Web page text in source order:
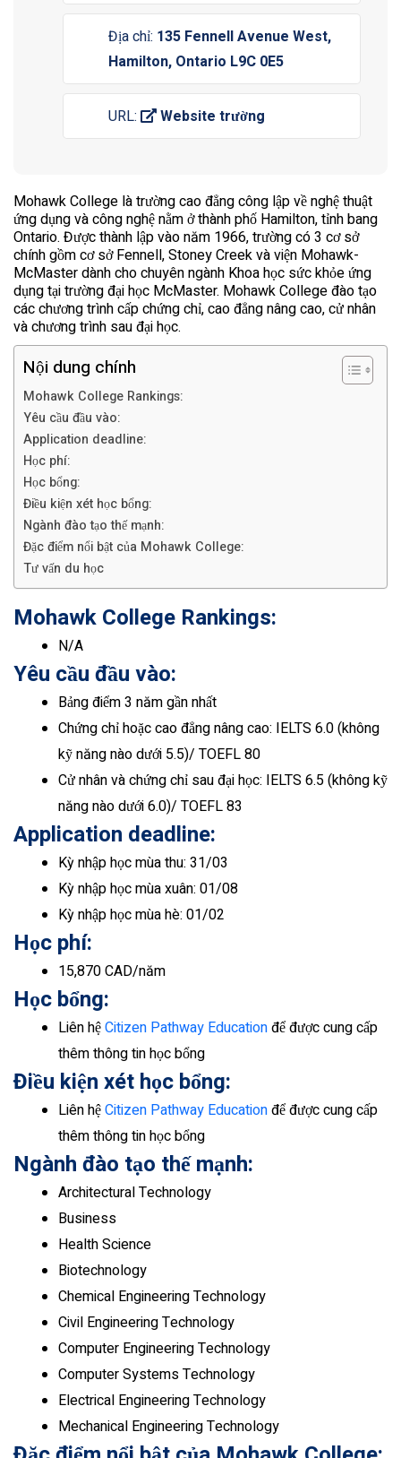
Địa chỉ: 135 Fennell Avenue West,
Hamilton, Ontario L9C 0E5
URL: Website trường
Mohawk College là trường cao đẳng công lập về nghệ thuật
ứng dụng và công nghệ nằm ở thành phố Hamilton, tỉnh bang
Ontario. Được thành lập vào năm 1966, trường có 3 cơ sở
chính gồm cơ sở Fennell, Stoney Creek và viện Mohawk-
McMaster dành cho chuyên ngành Khoa học sức khỏe ứng
dụng tại trường đại học McMaster. Mohawk College đào tạo
các chương trình cấp chứng chỉ, cao đẳng nâng cao, cử nhân
và chương trình sau đại học.
Nội dung chính
Mohawk College Rankings:
Yêu cầu đầu vào:
Application deadline:
Học phí:
Học bổng:
Điều kiện xét học bổng:
Ngành đào tạo thế mạnh:
Đặc điểm nổi bật của Mohawk College:
Tư vấn du học
Mohawk College Rankings:
N/A
Yêu cầu đầu vào:
Bảng điểm 3 năm gần nhất
Chứng chỉ hoặc cao đẳng nâng cao: IELTS 6.0 (không
kỹ năng nào dưới 5.5)/ TOEFL 80
Cử nhân và chứng chỉ sau đại học: IELTS 6.5 (không kỹ
năng nào dưới 6.0)/ TOEFL 83
Application deadline:
Kỳ nhập học mùa thu: 31/03
Kỳ nhập học mùa xuân: 01/08
Kỳ nhập học mùa hè: 01/02
Học phí:
15,870 CAD/năm
Học bổng:
Liên hệCitizen Pathway Educationđể được cung cấp
thêm thông tin học bổng
Điều kiện xét học bổng:
Liên hệCitizen Pathway Educationđể được cung cấp
thêm thông tin học bổng
Ngành đào tạo thế mạnh:
Architectural Technology
Business
Health Science
Biotechnology
Chemical Engineering Technology
Civil Engineering Technology
Computer Engineering Technology
Computer Systems Technology
Electrical Engineering Technology
Mechanical Engineering Technology